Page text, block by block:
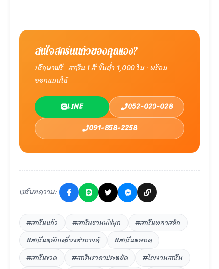
สนใจสกรีนแก้วของคุณเอง?
ปรึกษาฟรี · สกรีน 1 สี ขั้นต่ำ 1,000 ใบ · พร้อม
ออกแบบให้
LINE
052-020-028
091-858-2258
แชร์บทความ:
#สกรีนแก้ว #สกรีนชานมไข่มุก
#สกรีนพลาสติก
#สกรีนตลับเครื่องสำอางค์
#สกรีนหลอด
#สกรีนขวด
#สกรีนราคาประหยัด
#โรงงานสกรีน